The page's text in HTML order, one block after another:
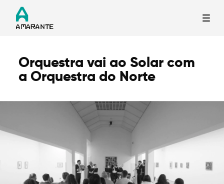
Termo de Pesquisa
Categorias gerais
Orquestra vai ao Solar com
a Orquestra do Norte